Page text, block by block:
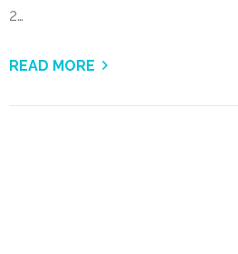
2…
READ MORE